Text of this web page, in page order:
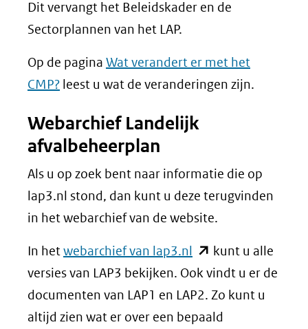
Dit vervangt het Beleidskader en de
Sectorplannen van het LAP.
Op de pagina Wat verandert er met het
CMP? leest u wat de veranderingen zijn.
Webarchief Landelijk
afvalbeheerplan
Als u op zoek bent naar informatie die op
lap3.nl stond, dan kunt u deze terugvinden
in het webarchief van de website.
In hetwebarchief van lap3.nl (opent
in
nieuw
venster)
kunt u alle
versies van LAP3 bekijken. Ook vindt u er de
documenten van LAP1 en LAP2. Zo kunt u
altijd zien wat er over een bepaald